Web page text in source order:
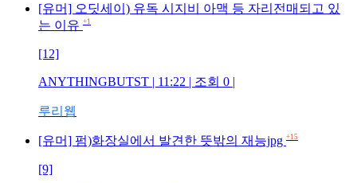
[유머] 오딧세이) 유독 시지비 아맥 등 자리전매되고 있
는 이유 +1
[12]
ANYTHINGBUTST | 11:22 | 조회 0 |
루리웹
[유머] 펌)화장실에서 발견한 뜻밖의 재능jpg +15
[9]